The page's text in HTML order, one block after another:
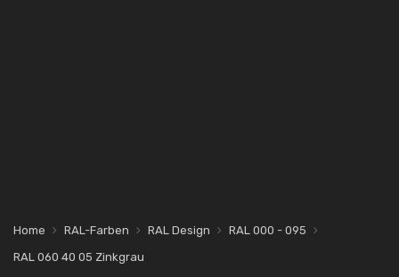
Home RAL-Farben RAL Design
RAL 000 - 095
RAL 060 40 05 Zinkgrau